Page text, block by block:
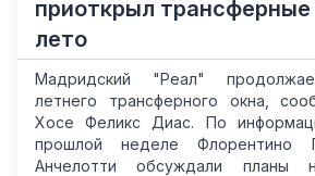
приоткрыл
лето
Мадридский "Реал"
летнего трансферного окна,
Хосе Феликс Диас. По
прошлой неделе
Анчелотти обсуждали планы